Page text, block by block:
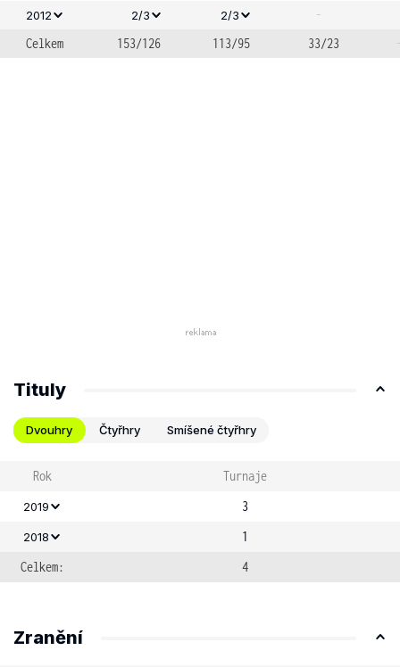
2012
2/3 2/3
-
Celkem
153/126 113/95 33/23
Tituly
Dvouhry Čtyřhry Smíšené čtyřhry
Rok Turnaje
2019 3
2018
1
Celkem:
4
Zranění